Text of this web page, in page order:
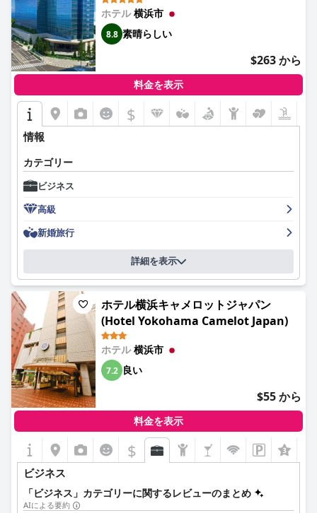
選択肢となっています。快適で便利な会議室の利用可能性は、ビ
ジネスミーティングの実用性を高めます。
ビジネスセンターやビジネス向けの設備などのサービスが、その
魅力をさらに高めています。ホテルの豊かな歴史と建築的な価値
が注目されており、滞在する価値を高めています。顧客サポート
は、特別な機会に無料のペストリーを提供するなど、心のこもっ
たもてなしで際立っています。
一部のゲストは、提供される品質に対して価格が高いと感じるか
もしれませんが、平日のコストパフォーマンスは優れていると見
ホテルには、カードキーよりもアナログキーを好むことや、ダイ
ニングサービスが混み合っているというわずかな欠点がありま
す。それでも、ビジネス旅行者にとって全体的な経験は、高く評
価され、推奨されています。
ホテル横浜市
8.8 素晴らしい
$263 から
料金を表示
$
情報
カテゴリー
ビジネス
高級
新婚旅行
詳細を表示
ホテル横浜キャメロットジャパン
(Hotel Yokohama Camelot Japan)
ホテル横浜市
7.2 良い
$55 から
料金を表示
$
ビジネス
「ビジネス」カテゴリーに関するレビューのまとめ
AIによる要約